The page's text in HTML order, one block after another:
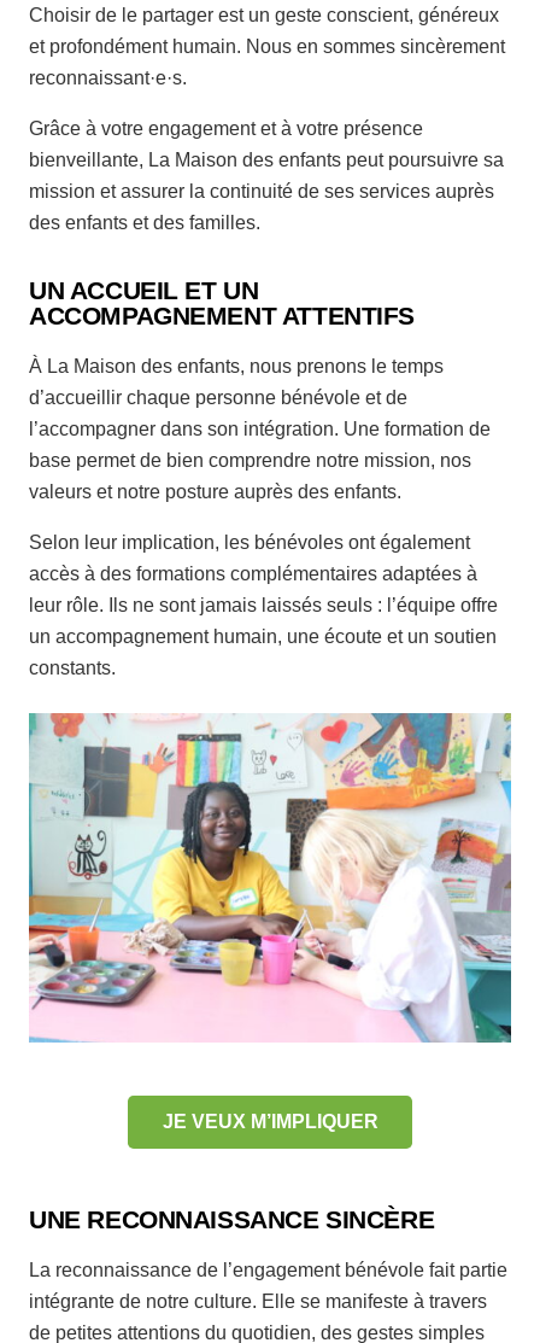
Choisir de le partager est un geste conscient, généreux
et profondément humain. Nous en sommes sincèrement
reconnaissant·e·s.
Grâce à votre engagement et à votre présence
bienveillante, La Maison des enfants peut poursuivre sa
mission et assurer la continuité de ses services auprès
des enfants et des familles.
UN ACCUEIL ET UN
ACCOMPAGNEMENT ATTENTIFS
À La Maison des enfants, nous prenons le temps
d’accueillir chaque personne bénévole et de
l’accompagner dans son intégration. Une formation de
base permet de bien comprendre notre mission, nos
valeurs et notre posture auprès des enfants.
Selon leur implication, les bénévoles ont également
accès à des formations complémentaires adaptées à
leur rôle. Ils ne sont jamais laissés seuls : l’équipe offre
un accompagnement humain, une écoute et un soutien
constants.
JE VEUX M’IMPLIQUER
UNE RECONNAISSANCE SINCÈRE
La reconnaissance de l’engagement bénévole fait partie
intégrante de notre culture. Elle se manifeste à travers
de petites attentions du quotidien, des gestes simples